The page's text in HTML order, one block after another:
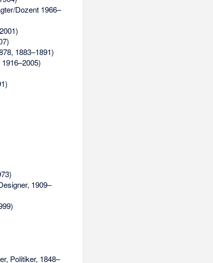
Dozent 1966–
1883–1891)
1909–
Politiker, 1848–